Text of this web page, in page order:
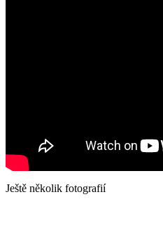
Ještě několik fotografií